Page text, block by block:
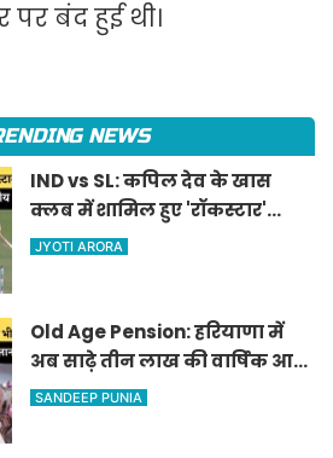
पर बंद हुई थी।
NEWS
IND vs SL: कपिल देव के खास
क्लब में शामिल हुए 'रॉकस्टार'
जडेजा, ऐसा करने वाले बने मात्र
JYOTI ARORA
Old Age Pension: हरियाणा में
अब साढ़े तीन लाख की वार्षिक आय
वाले बुजुर्गों को भी मिलेगी बुढ़ापा
SANDEEP PUNIA